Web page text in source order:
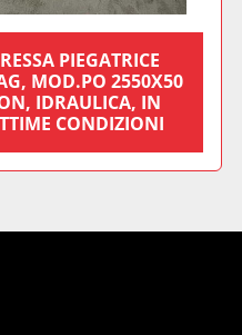
PIEGATRICE
MOD.PO 2550X50
IDRAULICA, IN
CONDIZIONI